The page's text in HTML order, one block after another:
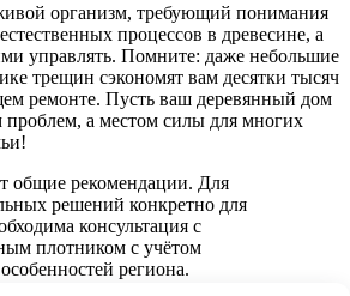
организм, требующий понимания
процессов в древесине, а
управлять. Помните: даже небольшие
трещин сэкономят вам десятки тысяч
ремонте. Пусть ваш деревянный дом
проблем, а местом силы для многих
общие рекомендации. Для
решений конкретно для
консультация с
плотником с учётом
региона.